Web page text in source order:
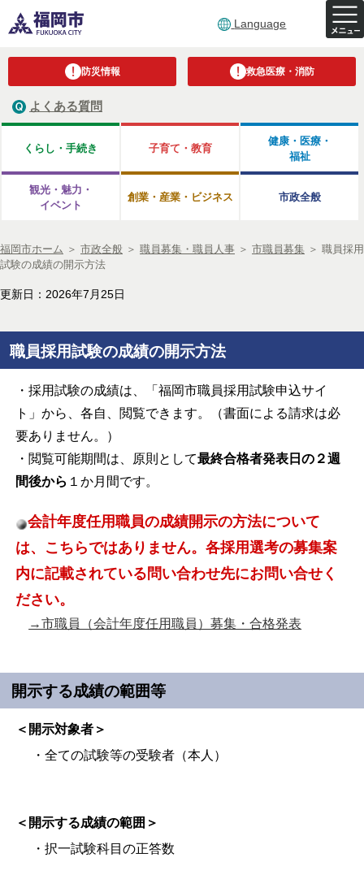
Language
防災情報 救急医療・消防
よくある質問
くらし・手続き 子育て・教育
健康・医療・
福祉
観光・魅力・
イベント
創業・産業・ビジネス 市政全般
福岡市ホーム ＞ 市政全般 ＞ 職員募集・職員人事 ＞ 市職員募集 ＞ 職員採用
試験の成績の開示方法
更新日：2026年7月25日
職員採用試験の成績の開示方法
・採用試験の成績は、「福岡市職員採用試験申込サイ
ト」から、各自、閲覧できます。（書面による請求は必
要ありません。）
・閲覧可能期間は、原則として最終合格者発表日の２週
間後から １か月間です。
会計年度任用職員の成績開示の方法について
は、こちらではありません。各採用選考の募集案
内に記載されている問い合わせ先にお問い合せく
ださい。
→市職員（会計年度任用職員）募集・合格発表
開示する成績の範囲等
＜開示対象者＞
・全ての試験等の受験者（本人）
＜開示する成績の範囲＞
・択一試験科目の正答数